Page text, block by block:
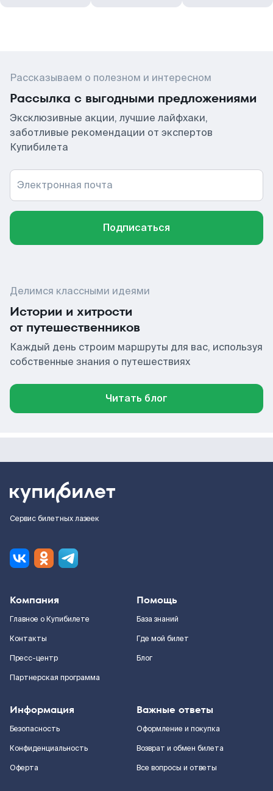
Рассказываем о полезном и интересном
Рассылка с выгодными предложениями
Эксклюзивные акции, лучшие лайфхаки,
заботливые рекомендации от экспертов
Купибилета
Электронная почта
Подписаться
Делимся классными идеями
Истории и хитрости
от путешественников
Каждый день строим маршруты для вас, используя
собственные знания о путешествиях
Читать блог
Сервис билетных лазеек
Компания
Главное о Купибилете
Контакты
Пресс-центр
Партнерская программа
Помощь
База знаний
Где мой билет
Блог
Информация
Безопасность
Конфиденциальность
Оферта
Важные ответы
Оформление и покупка
Возврат и обмен билета
Все вопросы и ответы